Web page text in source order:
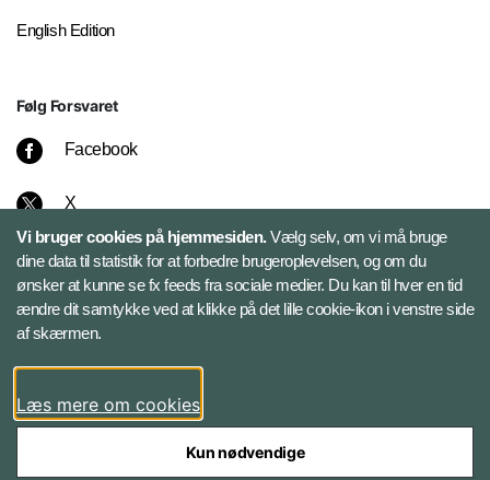
English Edition
Følg Forsvaret
Facebook
X
Instagram
Bluesky
LinkedIn
Vi bruger cookies på hjemmesiden.Vælg selv, om vi må bruge
dine data til statistik for at forbedre brugeroplevelsen, og om du
ønsker at kunne se fx feeds fra sociale medier. Du kan til hver en tid
ændre dit samtykke ved at klikke på det lille cookie-ikon i venstre side
af skærmen.
Læs mere om cookies
Kun nødvendige